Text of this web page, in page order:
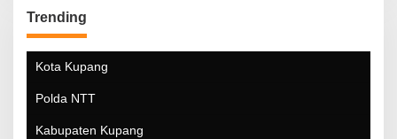
Trending
Kota Kupang
Polda NTT
Kabupaten Kupang